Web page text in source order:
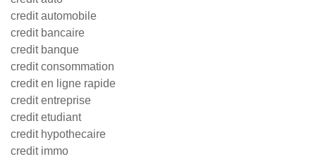
credit automobile
credit bancaire
credit banque
credit consommation
credit en ligne rapide
credit entreprise
credit etudiant
credit hypothecaire
credit immo